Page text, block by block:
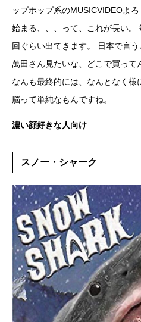
ップホップ系のMUSICVIDEOよ
始まる、、、って、これが長い。
回ぐらい出てきます。 日本で言
萬田さん見たいな、どこで買って
なんも最終的には、なんとなく
脳って単純なもんですね。
濃い顔好きな人向け
スノー・シャーク